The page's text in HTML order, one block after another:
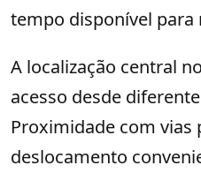
tempo disponível
A localização central
acesso desde
Proximidade com vias
deslocamento